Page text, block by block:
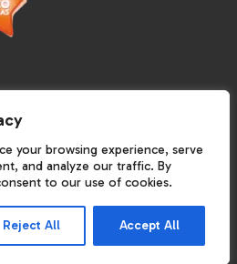
your browsing experience, serve
and analyze our traffic. By
to our use of cookies.
Reject All Accept All
POLÍTICA DE PRIVACIDADE
Rights Reserved.